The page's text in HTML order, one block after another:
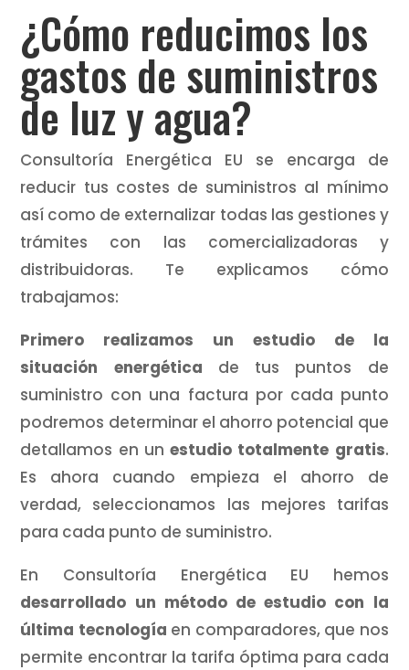
¿Cómo reducimos los
gastos de suministros
de luz y agua?
Consultoría Energética EU se encarga de
reducir tus costes de suministros al mínimo
así como de externalizar todas las gestiones y
trámites con las comercializadoras y
distribuidoras. Te explicamos cómo
trabajamos:
Primero realizamos un estudio de la
situación energética de tus puntos de
suministro con una factura por cada punto
podremos determinar el ahorro potencial que
detallamos en unestudio totalmente gratis.
Es ahora cuando empieza el ahorro de
verdad, seleccionamos las mejores tarifas
para cada punto de suministro.
En Consultoría Energética EU hemos
desarrollado un método de estudio con la
última tecnología en comparadores, que nos
permite encontrar la tarifa óptima para cada